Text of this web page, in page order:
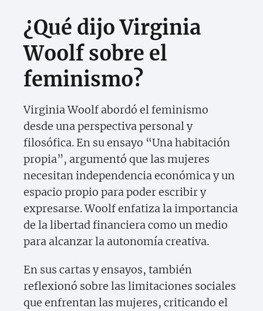
¿Qué dijo Virginia
Woolf sobre el
feminismo?
Virginia Woolf abordó el feminismo
desde una perspectiva personal y
filosófica. En su ensayo “Una habitación
propia”, argumentó que las mujeres
necesitan independencia económica y un
espacio propio para poder escribir y
expresarse. Woolf enfatiza la importancia
de la libertad financiera como un medio
para alcanzar la autonomía creativa.
En sus cartas y ensayos, también
reflexionó sobre las limitaciones sociales
que enfrentan las mujeres, criticando el